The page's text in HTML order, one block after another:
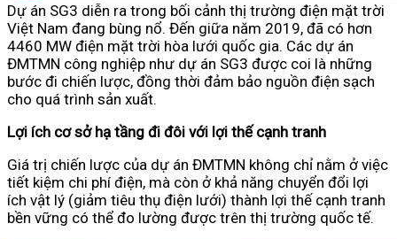
Dự án SG3 diễn ra trong bối cảnh thị trường điện mặt trời
Việt Nam đang bùng nổ. Đến giữa năm 2019, đã có hơn
4460 MW điện mặt trời hòa lưới quốc gia. Các dự án
ĐMTMN công nghiệp như dự án SG3 được coi là những
bước đi chiến lược, đồng thời đảm bảo nguồn điện sạch
cho quá trình sản xuất.
Lợi ích cơ sở hạ tầng đi đôi với lợi thế cạnh tranh
Giá trị chiến lược của dự án ĐMTMN không chỉ nằm ở việc
tiết kiệm chi phí điện, mà còn ở khả năng chuyển đổi lợi
ích vật lý (giảm tiêu thụ điện lưới) thành lợi thế cạnh tranh
bền vững có thể đo lường được trên thị trường quốc tế.